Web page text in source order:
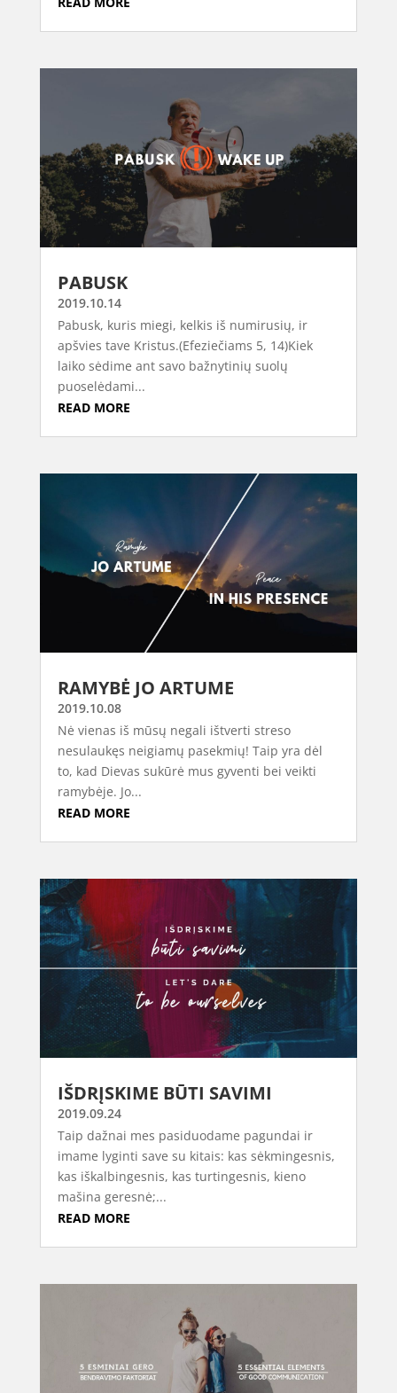
PABUSK
2019.10.14
Pabusk, kuris miegi, kelkis iš numirusių, ir
apšvies tave Kristus​.(Efeziečiams 5, 14)Kiek
laiko sėdime ant savo bažnytinių suolų
puoselėdami...
READ MORE
RAMYBĖ JO ARTUME
2019.10.08
Nė vienas iš mūsų negali ištverti streso
nesulaukęs neigiamų pasekmių! Taip yra dėl
to, kad Dievas sukūrė mus gyventi bei veikti
ramybėje. Jo...
READ MORE
IŠDRĮSKIME BŪTI SAVIMI
2019.09.24
Taip dažnai mes pasiduodame pagundai ir
imame lyginti save su kitais: kas sėkmingesnis,
kas iškalbingesnis, kas turtingesnis, kieno
mašina geresnė;...
READ MORE